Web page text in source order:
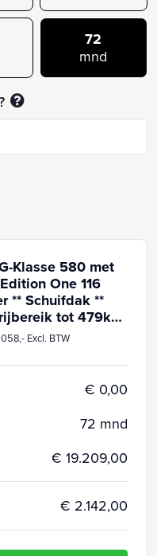
72
mnd
Klasse 580 met
One 116
** Schuifdak **
tot 479km!
Excl. BTW
€ 0,00
72 mnd
€ 19.209,00
€ 2.142,00